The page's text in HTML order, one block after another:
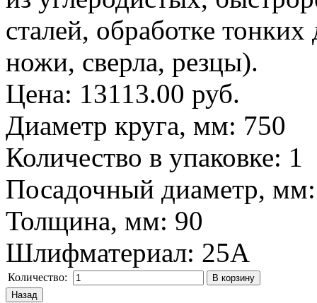
сталей, обработке
ножи, сверла, резцы).
Цена: 13113.00 руб.
Диаметр круга, мм: 750
Количество в упаковке: 1
Посадочный диаметр, мм
Толщина, мм: 90
Шлифматериал: 25A
Количество: